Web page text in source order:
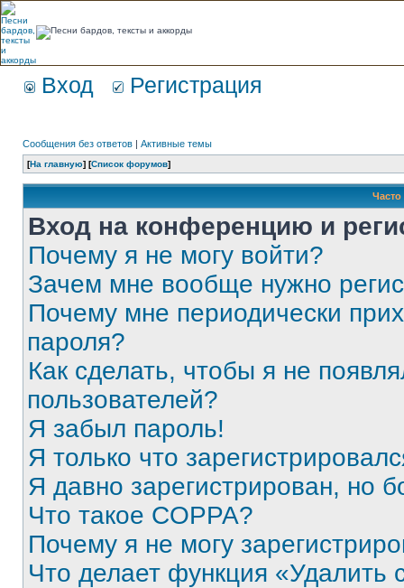
Вход Регистрация
Сообщения без ответов | Активные темы
[На главную] [Список форумов]
Вход на конференцию и
Почему я не могу войти?
Зачем мне вообще нужно
Почему мне периодически
пароля?
Как сделать, чтобы я не
пользователей?
Я забыл пароль!
Я только что
Я давно зарегистрирован, но
Что такое COPPA?
Почему я не могу
Что делает функция «Удалить